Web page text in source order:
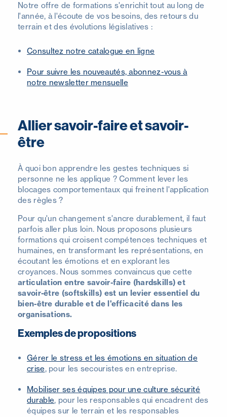
Notre offre de formations s'enrichit tout au long de
l'année, à l'écoute de vos besoins, des retours du
terrain et des évolutions législatives :
Consultez notre catalogue en ligne
Pour suivre les nouveautés, abonnez-vous à
notre newsletter mensuelle
Allier savoir-faire et savoir-
être
À quoi bon apprendre les gestes techniques si
personne ne les applique ? Comment lever les
blocages comportementaux qui freinent l'application
des règles ?
Pour qu'un changement s'ancre durablement, il faut
parfois aller plus loin. Nous proposons plusieurs
formations qui croisent compétences techniques et
humaines, en transformant les représentations, en
écoutant les émotions et en explorant les
croyances. Nous sommes convaincus que cette
articulation entre savoir-faire (hardskills) et
savoir-être (softskills) est un levier essentiel du
bien-être durable et de l'efficacité dans les
organisations.
Exemples de propositions
Gérer le stress et les émotions en situation de
crise, pour les secouristes en entreprise.
Mobiliser ses équipes pour une culture sécurité
durable, pour les responsables qui encadrent des
équipes sur le terrain et les responsables